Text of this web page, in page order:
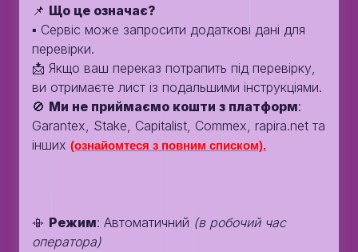
📌 Що це означає?
▪️ Сервіс може запросити додаткові дані для
перевірки.
📩 Якщо ваш переказ потрапить під перевірку,
ви отримаєте лист із подальшими інструкціями.
🚫 Ми не приймаємо кошти з платформ:
Garantex, Stake, Capitalist, Commex, rapira.net та
інших (ознайомтеся з повним списком).
📳 Режим: Автоматичний (в робочий час
оператора)